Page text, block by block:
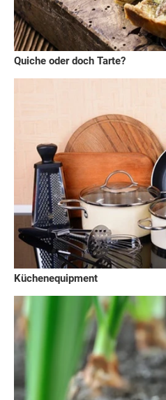
Quiche oder doch Tarte?
Küchenequipment